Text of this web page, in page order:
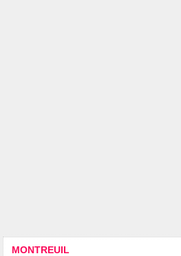
MONTREUIL